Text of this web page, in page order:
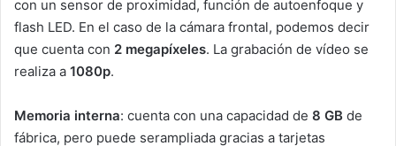
con un sensor de proximidad, función de autoenfoque y
flash LED. En el caso de la cámara frontal, podemos decir
que cuenta con 2 megapíxeles. La grabación de vídeo se
realiza a 1080p.
Memoria interna: cuenta con una capacidad de 8 GB de
fábrica, pero puede serampliada gracias a tarjetas